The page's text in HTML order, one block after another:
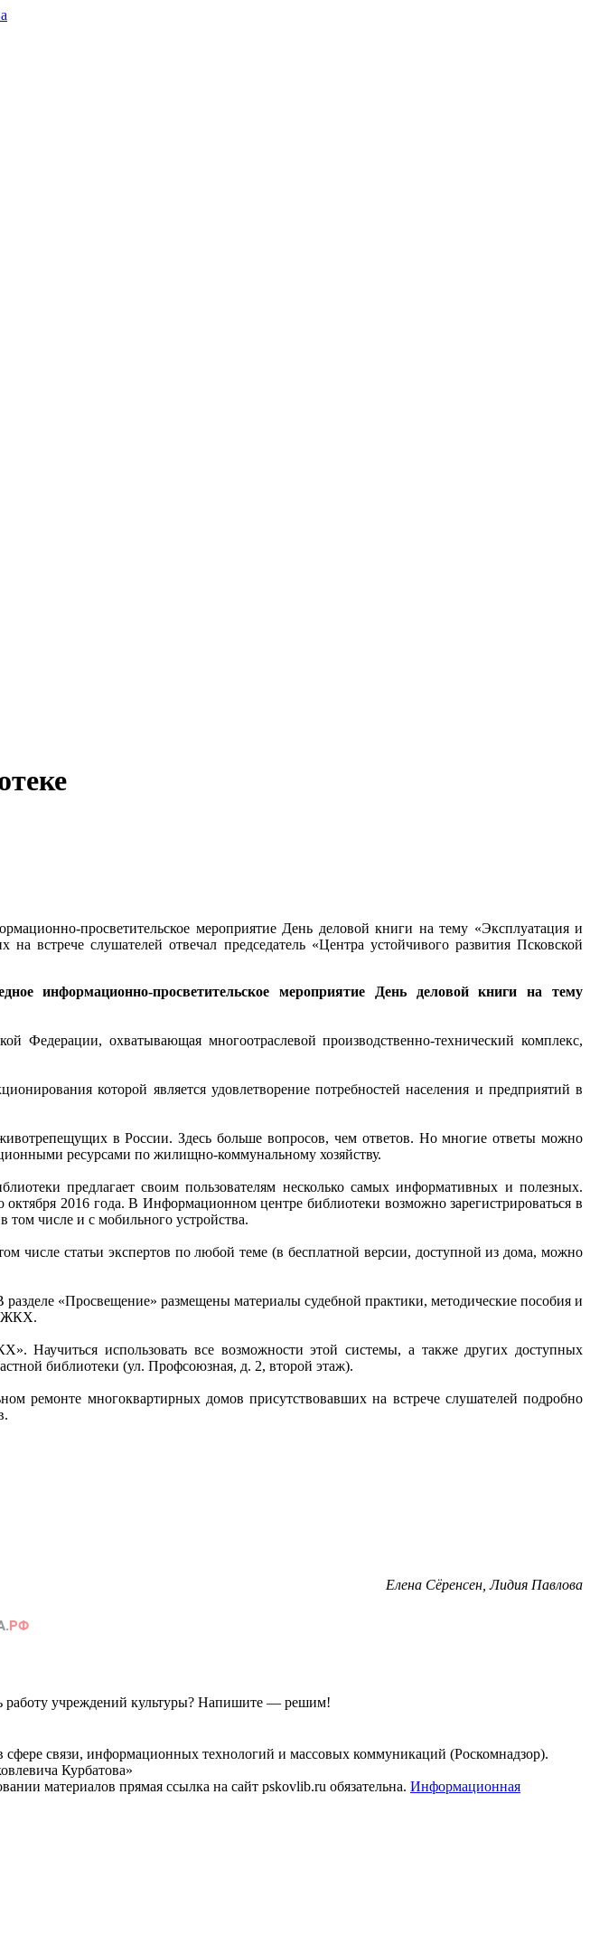
просветительское мероприятие День деловой книги на тему «Эксплуатация и
встрече слушателей отвечал председатель «Центра устойчивого развития Псковской
информационно-просветительское мероприятие День деловой книги на тему
Федерации, охватывающая многоотраслевой производственно-технический комплекс,
которой является удовлетворение потребностей населения и предприятий в
в России. Здесь больше вопросов, чем ответов. Но многие ответы можно
ресурсами по жилищно-коммунальному хозяйству.
предлагает своим пользователям несколько самых информативных и полезных.
2016 года. В Информационном центре библиотеки возможно зарегистрироваться в
том числе и с мобильного устройства.
числе статьи экспертов по любой теме (в бесплатной версии, доступной из дома, можно
«Просвещение» размещены материалы судебной практики, методические пособия и
ЖКХ.
Научиться использовать все возможности этой системы, а также других доступных
библиотеки (ул. Профсоюзная, д. 2, второй этаж).
ремонте многоквартирных домов присутствовавших на встрече слушателей подробно
Елена Сёренсен, Лидия Павлова
учреждений культуры? Напишите — решим!
связи, информационных технологий и массовых коммуникаций (Роскомнадзор).
Курбатова»
материалов прямая ссылка на сайт pskovlib.ru обязательна. Информационная